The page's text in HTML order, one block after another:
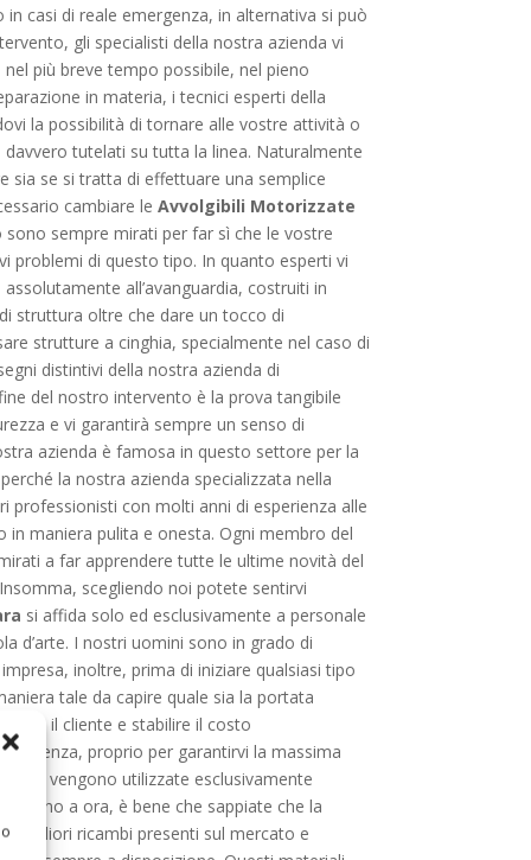
casi di reale emergenza, in alternativa si può
gli specialisti della nostra azienda vi
più breve tempo possibile, nel pieno
in materia, i tecnici esperti della
la possibilità di tornare alle vostre attività o
tutelati su tutta la linea. Naturalmente
sia se si tratta di effettuare una semplice
cambiare leAvvolgibili Motorizzate
sempre mirati per far sì che le vostre
problemi di questo tipo. In quanto esperti vi
all’avanguardia, costruiti in
struttura oltre che dare un tocco di
strutture a cinghia, specialmente nel caso di
distintivi della nostra azienda di
del nostro intervento è la prova tangibile
e vi garantirà sempre un senso di
azienda è famosa in questo settore per la
la nostra azienda specializzata nella
professionisti con molti anni di esperienza alle
maniera pulita e onesta. Ogni membro del
a far apprendere tutte le ultime novità del
scegliendo noi potete sentirvi
si affida solo ed esclusivamente a personale
d’arte. I nostri uomini sono in grado di
inoltre, prima di iniziare qualsiasi tipo
tale da capire quale sia la portata
con il cliente e stabilire il costo
proprio per garantirvi la massima
vengono utilizzate esclusivamente
fino a ora, è bene che sappiate che la
migliori ricambi presenti sul mercato e